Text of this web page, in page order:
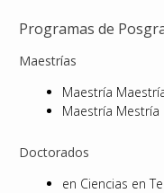
Programas de
Maestrías
Maestría
Maestría Mestría
Doctorados
en Ciencias en